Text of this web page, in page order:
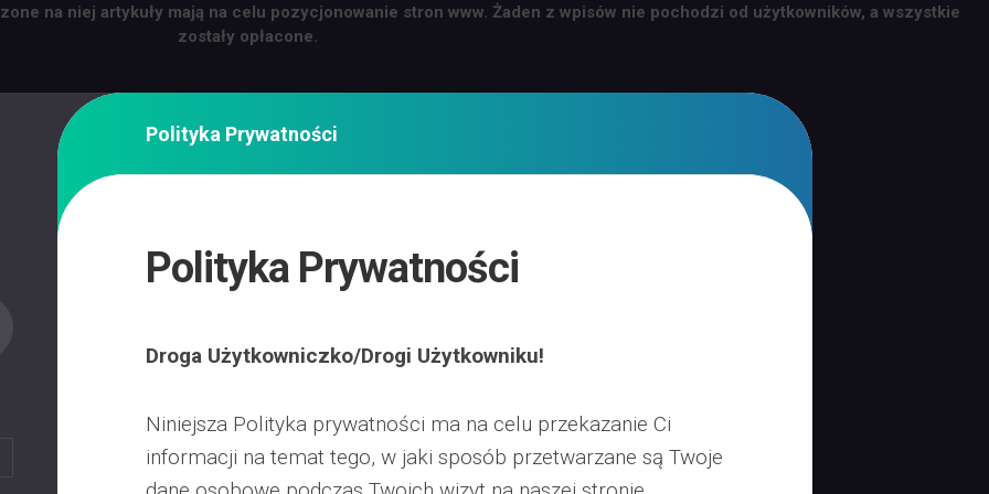
na niej artykuły mają na celu pozycjonowanie stron www. Żaden z wpisów nie pochodzi od użytkowników, a wszystkie
zostały opłacone.
Polityka Prywatności
Polityka Prywatności
Droga Użytkowniczko/Drogi Użytkowniku!
Niniejsza Polityka prywatności ma na celu przekazanie Ci
informacji na temat tego, w jaki sposób przetwarzane są Twoje